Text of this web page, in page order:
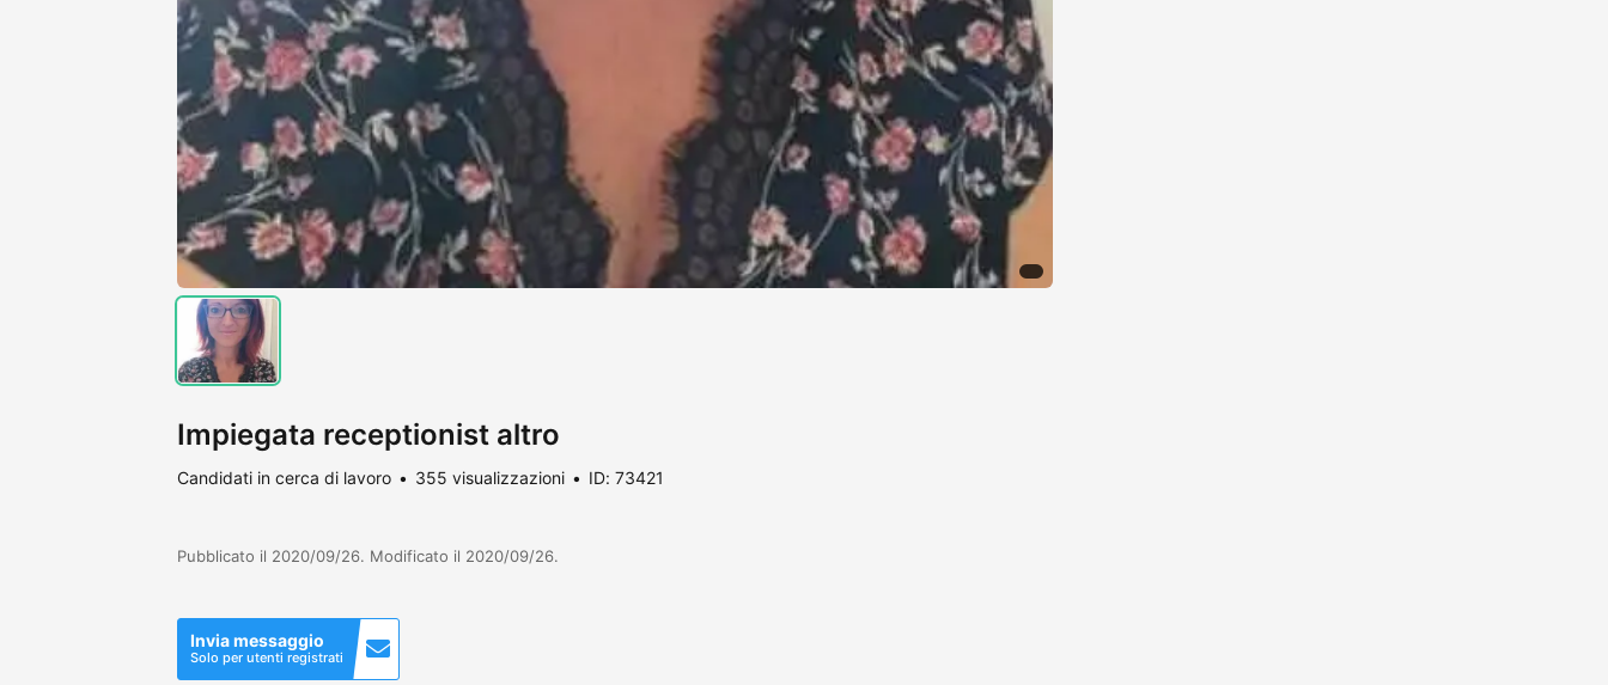
Impiegata receptionist altro
Candidati in cerca di lavoro 355 visualizzazioni ID: 73421
Pubblicato il 2020/09/26. Modificato il 2020/09/26.
Invia messaggio
Solo per utenti registrati